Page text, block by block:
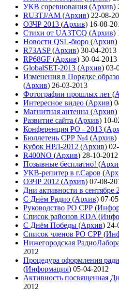
УКВ соревнования (Архив)
RU3TJ/AM (Архив) 22-08-
ОЗЧР 2013 (Архив) 16-08-
Стихи от UA3TCQ (Архив)
Новости QSL-бюро (Архив)
R73ASP(Архив) 30-04-2013
RP68GF (Архив) 30-04-2013
GlobalSET-2013 (Архив) 03-
Изменения в Порядке
(Архив) 26-03-2013
Фотографии прошлых лет (
Интересное видео (Архив)
Магнитная антенна (Архив)
Развитие сайта (Архив) 10-
Конференция РО - 2013 (
Бюллетень СРР №4 (Архив)
Кубок НРЛ-2012 (Архив)
R400NO (Архив) 28-10-2012
Позывные бесплатно! (
УКВ-репитер в г.Саров (
ОЗЧР 2012 (Архив) 07-08-
Дни активности в сентябре
С Днём Радио (Архив) 07-
Руководство РО СРР (
Список районов RDA (
С Днём Победы (Архив) 24-
Список членов РО СРР (
Нижегородская
2012
Процедура оформления
(Информация) 05-04-2012
Активность посвященная
2012